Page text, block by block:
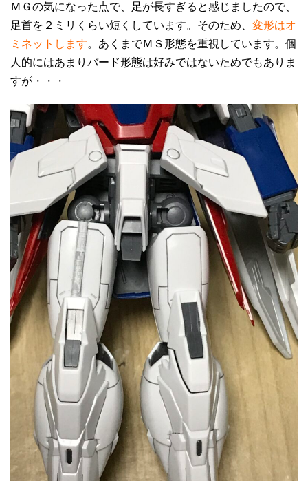
ＭＧの気になった点で、足が長すぎると感じましたので、
足首を２ミリくらい短くしています。そのため、 変形はオ
ミネットします。あくまでＭＳ形態を重視しています。個
人的にはあまりバード形態は好みではないためでもありま
すが・・・